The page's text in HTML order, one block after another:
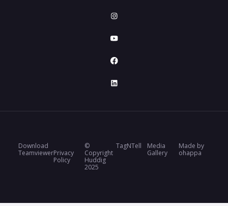
Download
TeamviewerPrivacy
Policy
©
Copyright
Huddig
2025
TagNTell
Media
Gallery
Made by
ohappa